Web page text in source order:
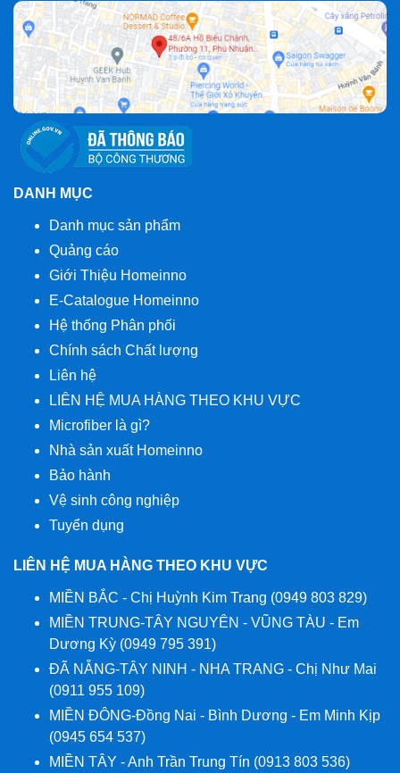
DANH MỤC
Danh mục sản phẩm
Quảng cáo
Giới Thiệu Homeinno
E-Catalogue Homeinno
Hệ thống Phân phối
Chính sách Chất lượng
Liên hệ
LIÊN HỆ MUA HÀNG THEO KHU VỰC
Microfiber là gì?
Nhà sản xuất Homeinno
Bảo hành
Vệ sinh công nghiệp
Tuyển dụng
LIÊN HỆ MUA HÀNG THEO KHU VỰC
MIỀN BẮC - Chị Huỳnh Kim Trang (0949 803 829)
MIỀN TRUNG-TÂY NGUYÊN - VŨNG TÀU - Em
Dương Kỳ (0949 795 391)
ĐÃ NẴNG-TÂY NINH - NHA TRANG - Chị Như Mai
(0911 955 109)
MIỀN ĐÔNG-Đồng Nai - Bình Dương - Em Minh Kịp
(0945 654 537)
MIỀN TÂY - Anh Trần Trung Tín (0913 803 536)